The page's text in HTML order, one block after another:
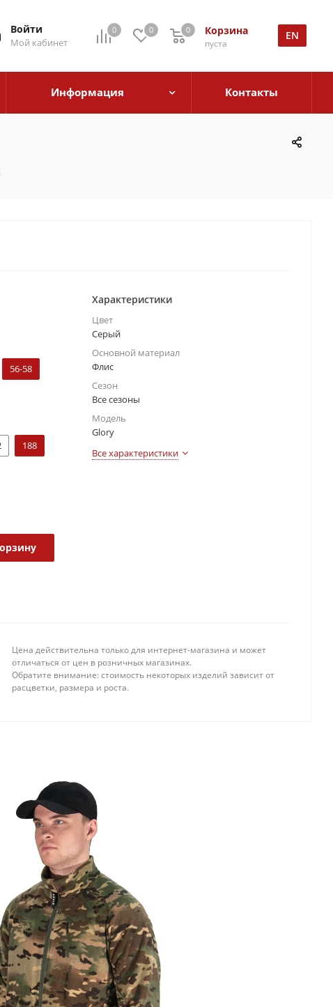
EN
0 0 Корзина
пуста
0
Войти
Мой кабинет
Информация Контакты
56-58
188
Характеристики
Цвет
Серый
Основной материал
Флис
Сезон
Все сезоны
Модель
Glory
Все характеристики
Цена действительна только для интернет-магазина и может
отличаться от цен в розничных магазинах.
Обратите внимание: стоимость некоторых изделий зависит от
расцветки, размера и роста.